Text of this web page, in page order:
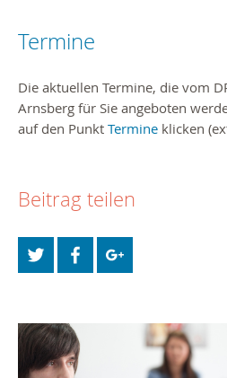
Termine
Die aktuellen Termine, die vom
Arnsberg für Sie angeboten
auf den Punkt Termine klicken
Beitrag teilen